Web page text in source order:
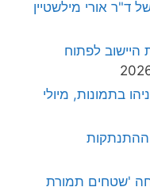
ד"ר אורי מילשטיין
לפתוח
בתמונות, מיולי
ההתנתקות
'שטחים תמורת